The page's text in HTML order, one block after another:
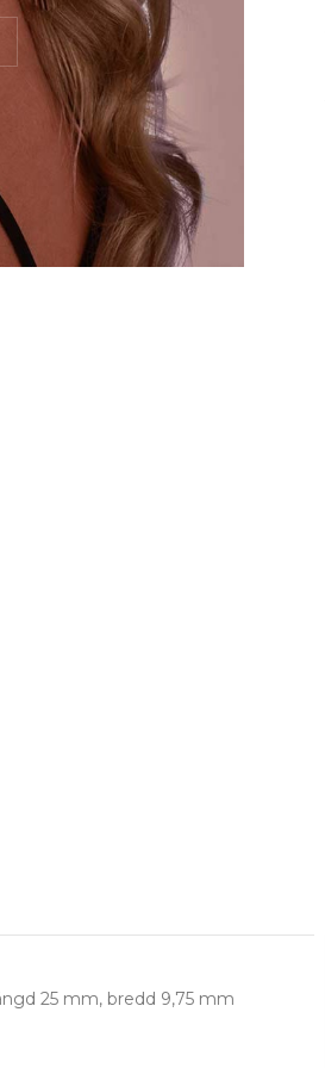
25 mm, bredd 9,75 mm